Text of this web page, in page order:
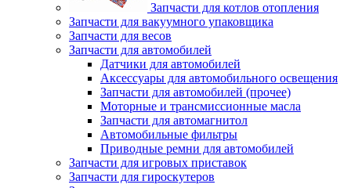
Запчасти для котлов отопления
Запчасти для вакуумного упаковщика
Запчасти для весов
Запчасти для автомобилей
Датчики для автомобилей
Аксессуары для автомобильного освещения
Запчасти для автомобилей (прочее)
Моторные и трансмиссионные масла
Запчасти для автомагнитол
Автомобильные фильтры
Приводные ремни для автомобилей
Запчасти для игровых приставок
Запчасти для гироскутеров